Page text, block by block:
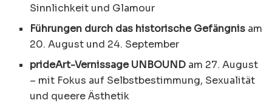
Sinnlichkeit und Glamour
Führungen durch das historische Gefängnis am
20. August und 24. September
prideArt-Vernissage UNBOUND am 27. August
– mit Fokus auf Selbstbestimmung, Sexualität
und queere Ästhetik